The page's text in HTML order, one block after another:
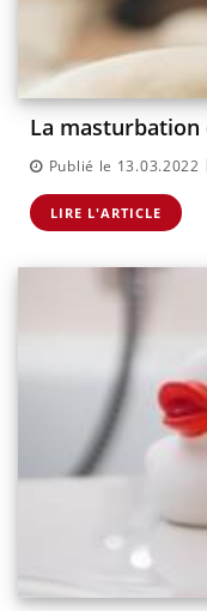
La masturbation
Publié le 13.03.2022
LIRE L'ARTICLE